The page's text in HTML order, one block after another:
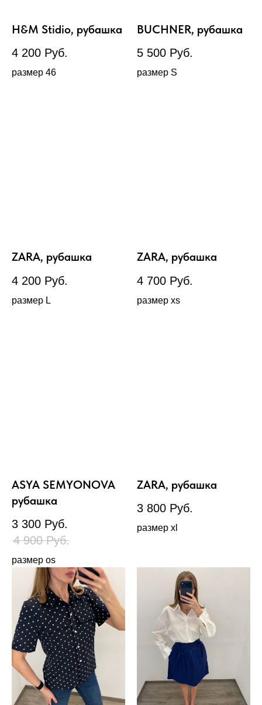
H&M Stidio, рубашка
4 200 Руб.
размер 46
BUCHNER, рубашка
5 500 Руб.
размер S
ZARA, рубашка
4 200 Руб.
размер L
ZARA, рубашка
4 700 Руб.
размер xs
ASYA SEMYONOVA
рубашка
3 300 Руб.
4 900 Руб.
размер os
ZARA, рубашка
3 800 Руб.
размер xl